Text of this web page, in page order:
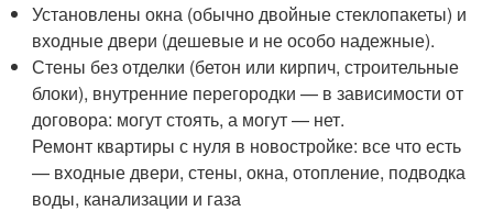
Установлены окна (обычно двойные стеклопакеты) и
входные двери (дешевые и не особо надежные).
Стены без отделки (бетон или кирпич, строительные
блоки), внутренние перегородки — в зависимости от
договора: могут стоять, а могут — нет.
Ремонт квартиры с нуля в новостройке: все что есть
— входные двери, стены, окна, отопление, подводка
воды, канализации и газа